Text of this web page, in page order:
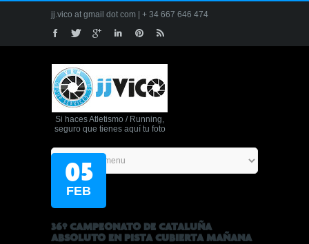
jj.vico at gmail dot com | + 34 667 646 474
Si haces Atletismo / Running,
seguro que tienes aquí tu foto
05
FEB
36º CAMPEONATO DE CATALUÑA
ABSOLUTO EN PISTA CUBIERTA MAÑANA